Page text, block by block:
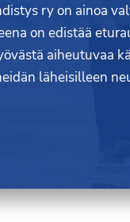
ry on ainoa
on edistää
aiheutuvaa
läheisilleen